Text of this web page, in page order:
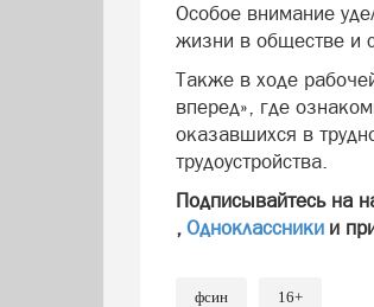
Особое внимание
жизни в обществе и
Также в ходе
вперед», где
оказавшихся в
трудоустройства.
Подписывайтесь на
, Одноклассники и
фсин 16+